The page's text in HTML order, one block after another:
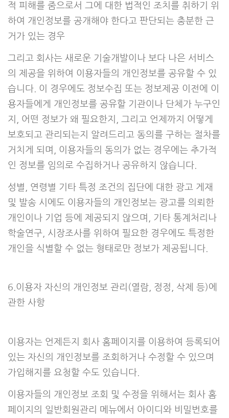
적 피해를 줌으로서 그에 대한 법적인 조치를 취하기 위
하여 개인정보를 공개해야 한다고 판단되는 충분한 근
거가 있는 경우
그리고 회사는 새로운 기술개발이나 보다 나은 서비스
의 제공을 위하여 이용자들의 개인정보를 공유할 수 있
습니다. 이 경우에도 정보수집 또는 정보제공 이전에 이
용자들에게 개인정보를 공유할 기관이나 단체가 누구인
지, 어떤 정보가 왜 필요한지, 그리고 언제까지 어떻게
보호되고 관리되는지 알려드리고 동의를 구하는 절차를
거치게 되며, 이용자들의 동의가 없는 경우에는 추가적
인 정보를 임의로 수집하거나 공유하지 않습니다.
성별, 연령별 기타 특정 조건의 집단에 대한 광고 게재
및 발송 시에도 이용자들의 개인정보는 광고를 의뢰한
개인이나 기업 등에 제공되지 않으며, 기타 통계처리나
학술연구, 시장조사를 위하여 필요한 경우에도 특정한
개인을 식별할 수 없는 형태로만 정보가 제공됩니다.
6.이용자 자신의 개인정보 관리(열람, 정정, 삭제 등)에
관한 사항
이용자는 언제든지 회사 홈페이지를 이용하여 등록되어
있는 자신의 개인정보를 조회하거나 수정할 수 있으며
가입해지를 요청할 수도 있습니다.
이용자들의 개인정보 조회 및 수정을 위해서는 회사 홈
페이지의 일반회원관리 메뉴에서 아이디와 비밀번호를